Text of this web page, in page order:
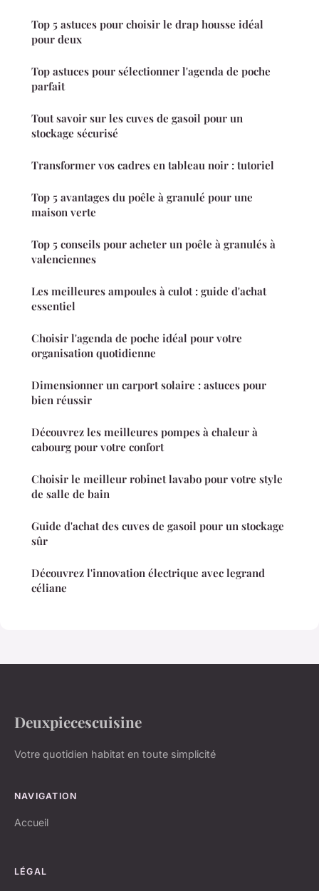
Top 5 astuces pour choisir le drap housse idéal
pour deux
Top astuces pour sélectionner l'agenda de poche
parfait
Tout savoir sur les cuves de gasoil pour un
stockage sécurisé
Transformer vos cadres en tableau noir : tutoriel
Top 5 avantages du poêle à granulé pour une
maison verte
Top 5 conseils pour acheter un poêle à granulés à
valenciennes
Les meilleures ampoules à culot : guide d'achat
essentiel
Choisir l'agenda de poche idéal pour votre
organisation quotidienne
Dimensionner un carport solaire : astuces pour
bien réussir
Découvrez les meilleures pompes à chaleur à
cabourg pour votre confort
Choisir le meilleur robinet lavabo pour votre style
de salle de bain
Guide d'achat des cuves de gasoil pour un stockage
sûr
Découvrez l'innovation électrique avec legrand
céliane
Deuxpiecescuisine
Votre quotidien habitat en toute simplicité
NAVIGATION
Accueil
LÉGAL